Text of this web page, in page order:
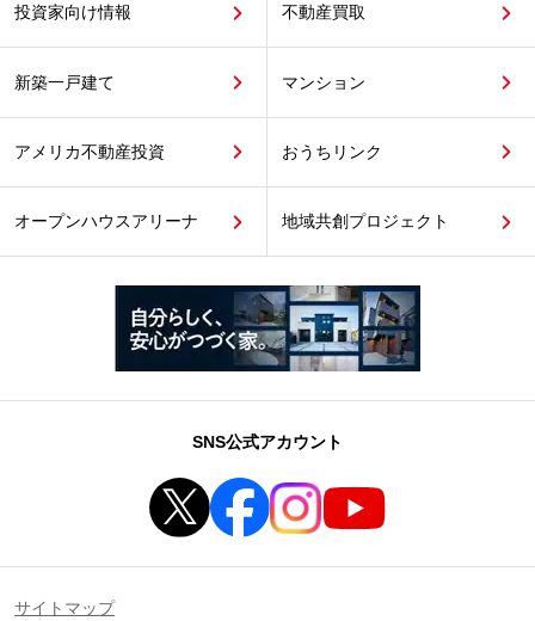
投資家向け情報 不動産買取
新築一戸建て マンション
アメリカ不動産投資 おうちリンク
オープンハウスアリーナ 地域共創プロジェクト
SNS公式アカウント
サイトマップ